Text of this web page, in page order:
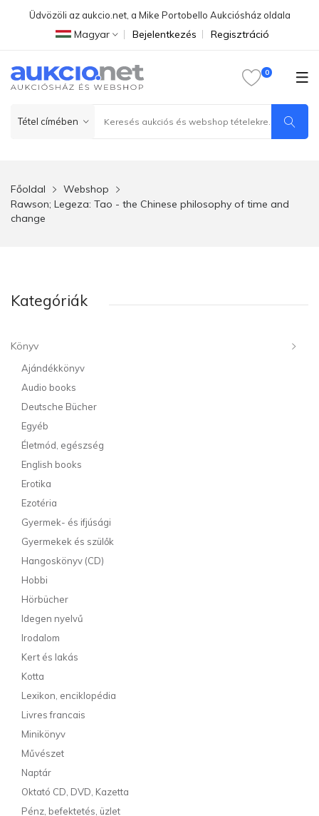
Üdvözöli az aukcio.net, a Mike Portobello Aukciósház oldala
Magyar Bejelentkezés Regisztráció
Főoldal
Webshop
Rawson; Legeza: Tao - the Chinese philosophy of time and
change
Kategóriák
Könyv
Ajándékkönyv
Audio books
Deutsche Bücher
Egyéb
Életmód, egészség
English books
Erotika
Ezotéria
Gyermek- és ifjúsági
Gyermekek és szülők
Hangoskönyv (CD)
Hobbi
Hörbücher
Idegen nyelvű
Irodalom
Kert és lakás
Kotta
Lexikon, enciklopédia
Livres francais
Minikönyv
Művészet
Naptár
Oktató CD, DVD, Kazetta
Pénz, befektetés, üzlet